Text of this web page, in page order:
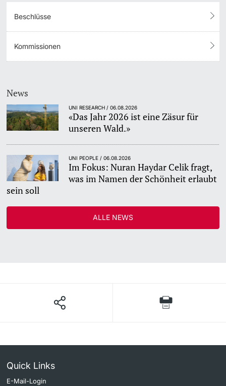
Beschlüsse
Kommissionen
News
UNI RESEARCH / 06.08.2026
«Das Jahr 2026 ist eine Zäsur für
unseren Wald.»
UNI PEOPLE / 06.08.2026
Im Fokus: Nuran Haydar Celik fragt,
was im Namen der Schönheit erlaubt
sein soll
ALLE NEWS
Quick Links
E-Mail-Login